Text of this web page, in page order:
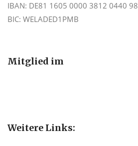
IBAN: DE81 1605 0000 3812 0440 98
BIC: WELADED1PMB
Mitglied im
Weitere Links: